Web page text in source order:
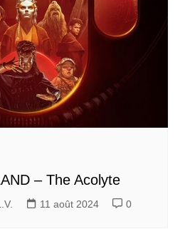
– The Acolyte
11 août 2024 0